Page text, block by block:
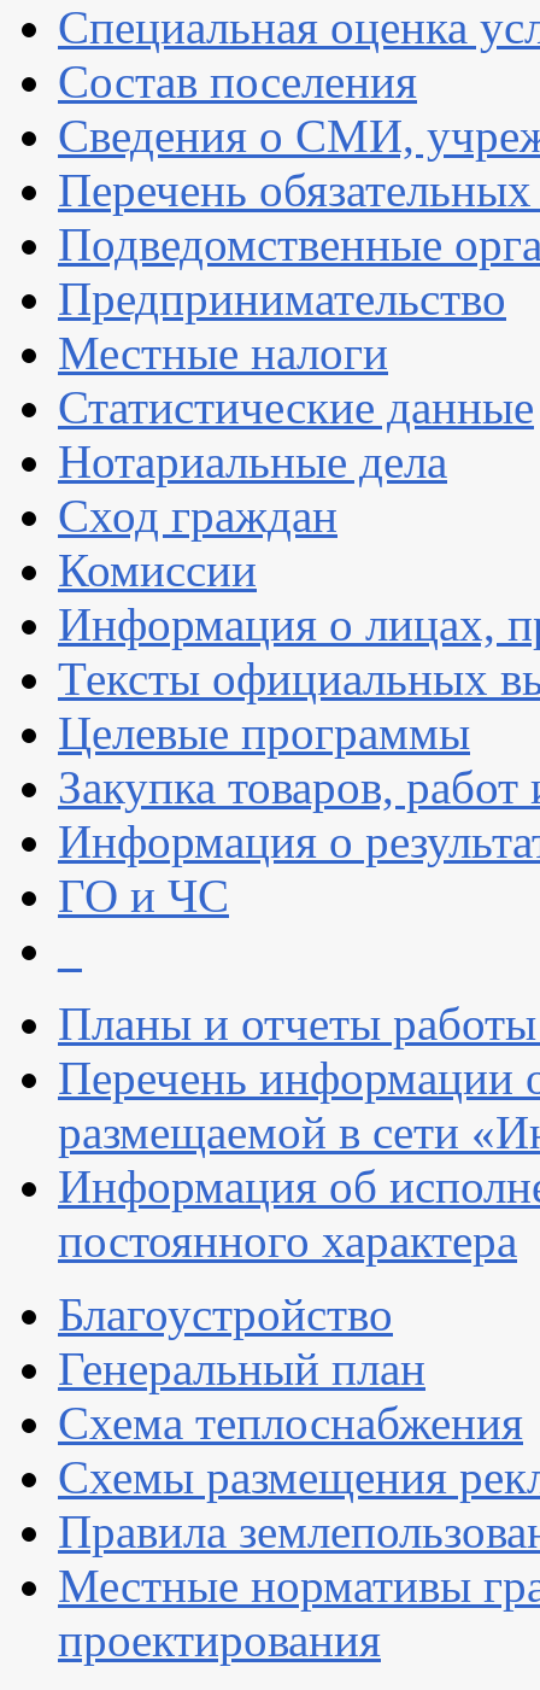
Специальная оценка
Состав поселения
Сведения о СМИ,
Перечень
Подведомственные
Предпринимательство
Местные налоги
Статистические данные
Нотариальные дела
Сход граждан
Комиссии
Информация о лицах,
Тексты официальных
Целевые программы
Закупка товаров, работ
Информация о
ГО и ЧС
Планы и отчеты
Перечень информации
размещаемой в сети
Информация об
постоянного характера
Благоустройство
Генеральный план
Схема теплоснабжения
Схемы размещения
Правила
Местные нормативы
проектирования